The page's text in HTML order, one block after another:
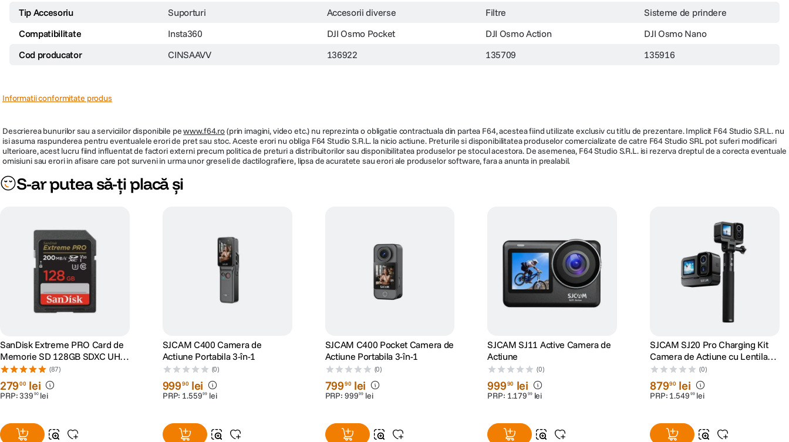
Tip Accesoriu
Suporturi Accesorii diverse Filtre
Sisteme de prindere
Compatibilitate
Insta360 DJI Osmo Pocket DJI Osmo Action
DJI Osmo Nano
Cod producator
CINSAAVV 136922 135709 135916
Informatii conformitate produs
Descrierea bunurilor sau a serviciilor disponibile pewww.f64.ro(prin imagini, video etc.) nu reprezinta o obligatie contractuala din partea F64, acestea fiind utilizate exclusiv cu titlu de prezentare. Implicit F64 Studio S.R.L. nu
isi asuma raspunderea pentru eventualele erori de pret sau stoc. Aceste erori nu obliga F64 Studio S.R.L. la nicio actiune. Preturile si disponibilitatea produselor comercializate de catre F64 Studio SRL pot suferi modificari
ulterioare, acest lucru fiind influentat de factori externi precum politica de preturi a distribuitorilor sau disponibilitatea produselor pe stocul acestora. De asemenea, F64 Studio S.R.L. isi rezerva dreptul de a corecta eventuale
omisiuni sau erori in afisare care pot surveni in urma unor greseli de dactilografiere, lipsa de acuratete sau erori ale produselor software, fara a anunta in prealabil.
S-ar putea să-ți placă și
SanDisk Extreme PRO Card de
Memorie SD 128GB SDXC UHS-
I Class 10 U3 V30 + 2 Ani
RescuePRO Deluxe
(87)
27900 lei
PRP:339 90 lei
SJCAM C400 Camera de
Actiune Portabila 3-în-1
(0)
99990 lei
PRP: 1.55999 lei
SJCAM C400 Pocket Camera de
Actiune Portabila 3-în-1
(0)
79990 lei
PRP: 99999 lei
SJCAM SJ11 Active Camera de
Actiune
(0)
99990 lei
PRP: 1.179 99 lei
SJCAM SJ20 Pro Charging Kit
Camera de Actiune cu Lentila
Dubla
(0)
87990 lei
PRP: 1.549 99 lei